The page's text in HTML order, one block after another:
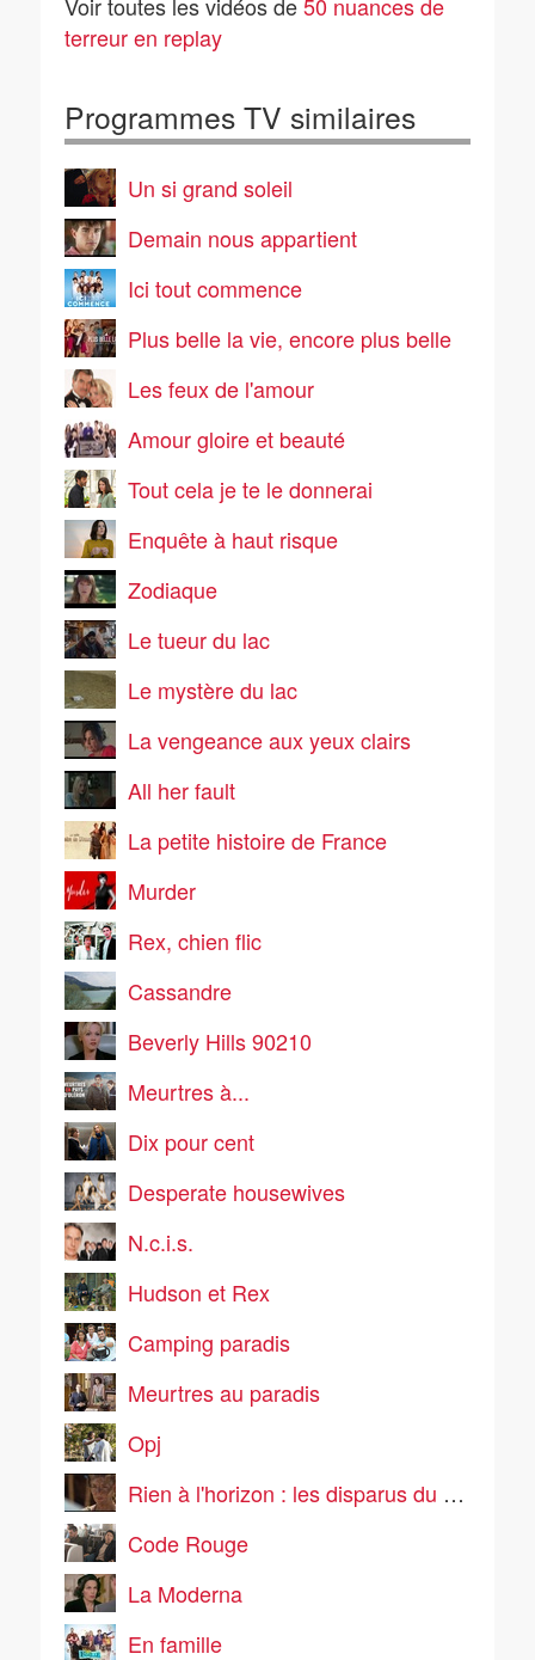
terreur en replay
Programmes TV similaires
Un si grand soleil
Demain nous appartient
Ici tout commence
Plus belle la vie, encore plus belle
Les feux de l'amour
Amour gloire et beauté
Tout cela je te le donnerai
Enquête à haut risque
Zodiaque
Le tueur du lac
Le mystère du lac
La vengeance aux yeux clairs
All her fault
La petite histoire de France
Murder
Rex, chien flic
Cassandre
Beverly Hills 90210
Meurtres à...
Dix pour cent
Desperate housewives
N.c.i.s.
Hudson et Rex
Camping paradis
Meurtres au paradis
Opj
Rien à l'horizon : les disparus du vol 281
Code Rouge
La Moderna
En famille